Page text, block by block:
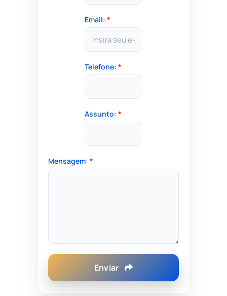
Email: *
Telefone: *
Assunto: *
Mensagem: *
Enviar